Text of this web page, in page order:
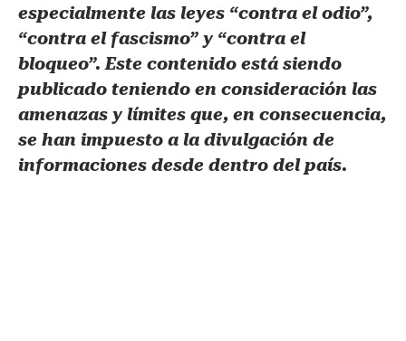
especialmente las leyes “contra el odio”,
“contra el fascismo” y “contra el
bloqueo”. Este contenido está siendo
publicado teniendo en consideración las
amenazas y límites que, en consecuencia,
se han impuesto a la divulgación de
informaciones desde dentro del país.